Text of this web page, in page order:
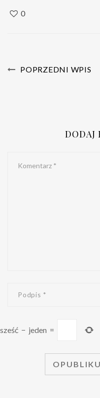
0
POPRZEDNI WPIS
DODAJ
sześć − jeden =